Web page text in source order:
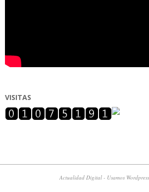
VISITAS
Actualidad Digital - Usamos